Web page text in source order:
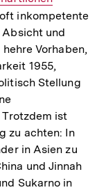
inkompetente
und
Vorhaben,
1955,
Stellung
ist
zu achten: In
in Asien zu
und Jinnah
Sukarno in